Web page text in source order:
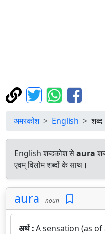
अमरकोश English शब्द
English शब्दकोश सेaura
एवम् विलोम शब्दों के साथ।
aura noun
अर्थ : A sensation (as